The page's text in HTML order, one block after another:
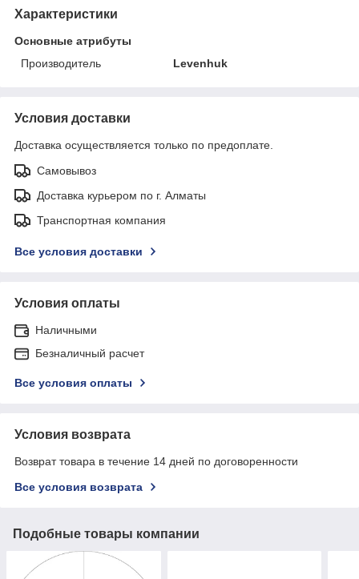
Характеристики
Основные атрибуты
Производитель
Levenhuk
Условия доставки
Доставка осуществляется только по предоплате.
Самовывоз
Доставка курьером по г. Алматы
Транспортная компания
Все условия доставки
Условия оплаты
Наличными
Безналичный расчет
Все условия оплаты
Условия возврата
Возврат товара в течение 14 дней по договоренности
Все условия возврата
Подобные товары компании